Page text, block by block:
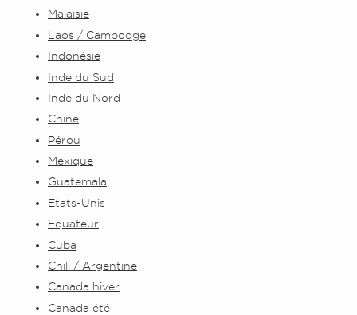
Malaisie
Laos / Cambodge
Indonésie
Inde du Sud
Inde du Nord
Chine
Pérou
Mexique
Guatemala
Etats-Unis
Equateur
Cuba
Chili / Argentine
Canada hiver
Canada été